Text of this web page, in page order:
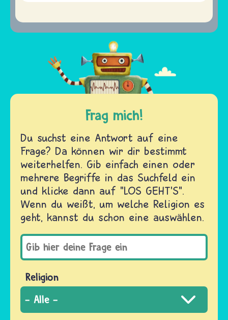
Frag mich!
Du suchst eine Antwort auf eine
Frage? Da können wir dir bestimmt
weiterhelfen. Gib einfach einen oder
mehrere Begriffe in das Suchfeld ein
und klicke dann auf "LOS GEHT'S".
Wenn du weißt, um welche Religion es
geht, kannst du schon eine auswählen.
Religion